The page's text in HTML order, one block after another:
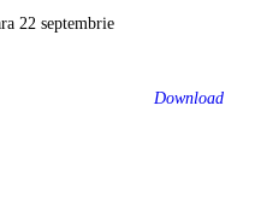
22 septembrie
Download